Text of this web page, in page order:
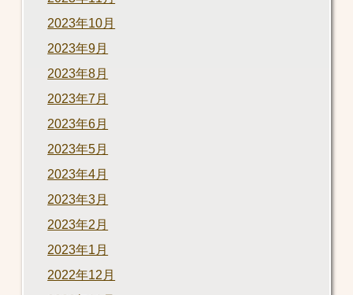
2023年10月
2023年9月
2023年8月
2023年7月
2023年6月
2023年5月
2023年4月
2023年3月
2023年2月
2023年1月
2022年12月